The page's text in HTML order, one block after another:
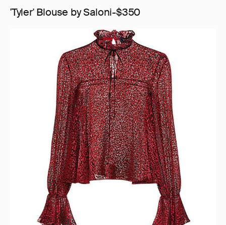
'Tyler' Blouse by Saloni-$350